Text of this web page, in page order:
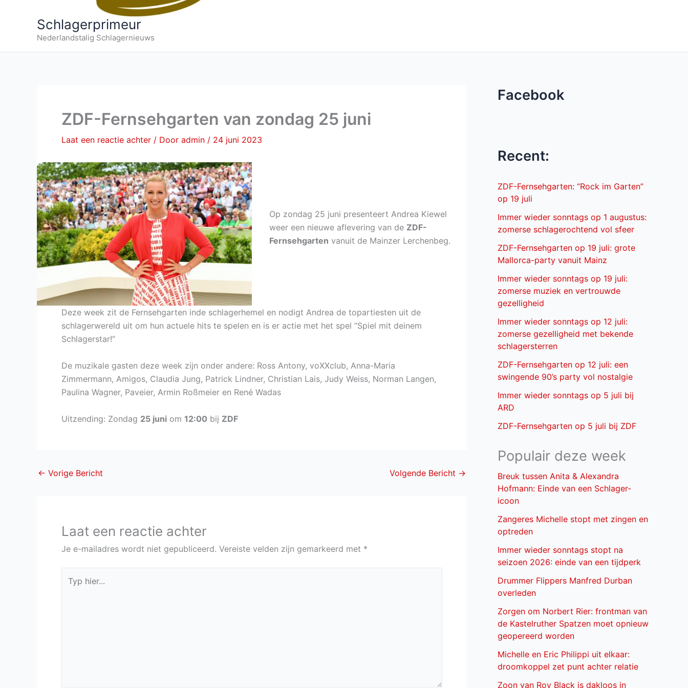
Schlagerprimeur
Nederlandstalig Schlagernieuws
ZDF-Fernsehgarten van zondag 25 juni
Laat een reactie achter / Door admin / 24 juni 2023
Op zondag 25 juni presenteert Andrea Kiewel
weer een nieuwe aflevering van de ZDF-
Fernsehgarten vanuit de Mainzer Lerchenbeg.
Deze week zit de Fernsehgarten inde schlagerhemel en nodigt Andrea de topartiesten uit de
schlagerwereld uit om hun actuele hits te spelen en is er actie met het spel “Spiel mit deinem
Schlagerstar!”
De muzikale gasten deze week zijn onder andere: Ross Antony, voXXclub, Anna-Maria
Zimmermann, Amigos, Claudia Jung, Patrick Lindner, Christian Lais, Judy Weiss, Norman Langen,
Paulina Wagner, Paveier, Armin Roßmeier en René Wadas
Uitzending: Zondag 25 juni om 12:00 bij ZDF
← Vorige Bericht Volgende Bericht →
Laat een reactie achter
Je e-mailadres wordt niet gepubliceerd. Vereiste velden zijn gemarkeerd met *
hier...
Facebook
Recent:
ZDF-Fernsehgarten: “Rock im Garten”
op 19 juli
Immer wieder sonntags op 1 augustus:
zomerse schlagerochtend vol sfeer
ZDF-Fernsehgarten op 19 juli: grote
Mallorca-party vanuit Mainz
Immer wieder sonntags op 19 juli:
zomerse muziek en vertrouwde
gezelligheid
Immer wieder sonntags op 12 juli:
zomerse gezelligheid met bekende
schlagersterren
ZDF-Fernsehgarten op 12 juli: een
swingende 90’s party vol nostalgie
Immer wieder sonntags op 5 juli bij
ARD
ZDF-Fernsehgarten op 5 juli bij ZDF
Populair deze week
Breuk tussen Anita & Alexandra
Hofmann: Einde van een Schlager-
icoon
Zangeres Michelle stopt met zingen en
optreden
Immer wieder sonntags stopt na
seizoen 2026: einde van een tijdperk
Drummer Flippers Manfred Durban
overleden
Zorgen om Norbert Rier: frontman van
de Kastelruther Spatzen moet opnieuw
geopereerd worden
Michelle en Eric Philippi uit elkaar:
droomkoppel zet punt achter relatie
Zoon van Roy Black is dakloos in